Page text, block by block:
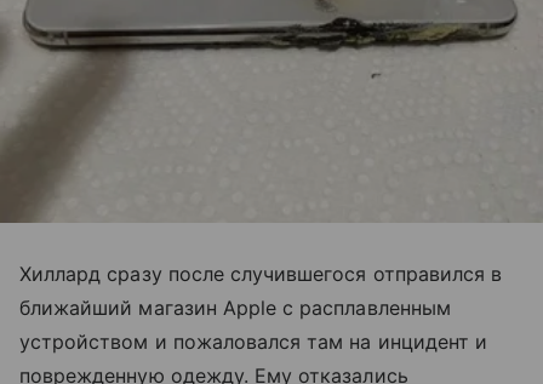
Хиллард сразу после случившегося отправился в
ближайший магазин Apple с расплавленным
устройством и пожаловался там на инцидент и
поврежденную одежду. Ему отказались